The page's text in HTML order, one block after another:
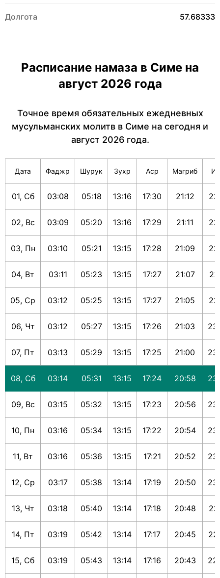
Долгота 57.68333
Расписание намаза в Симе на
август 2026 года
Точное время обязательных ежедневных
мусульманских молитв в Симе на сегодня и
август 2026 года.
Дата Фаджр Шурук Зухр Аср Магриб
01, Сб 03:08 05:18 13:16 17:30 21:12
02, Вс 03:09 05:20 13:16 17:29 21:11
03, Пн 03:10 05:21 13:15 17:28 21:09
04, Вт 03:11 05:23 13:15 17:27 21:07
05, Ср 03:12 05:25 13:15 17:27 21:05
06, Чт 03:12 05:27 13:15 17:26 21:03
07, Пт 03:13 05:29 13:15 17:25 21:00
08, Сб 03:14 05:31 13:15 17:24 20:58
09, Вс 03:15 05:32 13:15 17:23 20:56
10, Пн 03:16 05:34 13:15 17:22 20:54
11, Вт 03:16 05:36 13:15 17:21 20:52
12, Ср 03:17 05:38 13:14 17:19 20:50
13, Чт 03:18 05:40 13:14 17:18 20:48
14, Пт 03:19 05:42 13:14 17:17 20:45
15, Сб 03:19 05:43 13:14 17:16 20:43